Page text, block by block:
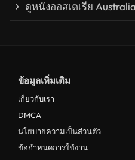
ดูหนังออสเตเรีย Australia
ข้อมูลเพิ่มเติม
เกี่ยวกับเรา
DMCA
นโยบายความเป็นส่วนตัว
ข้อกำหนดการใช้งาน